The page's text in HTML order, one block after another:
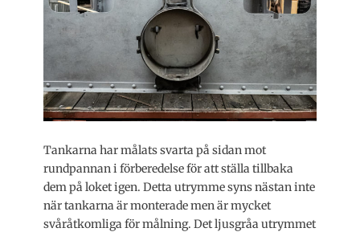
Tankarna har målats svarta på sidan mot
rundpannan i förberedelse för att ställa tillbaka
dem på loket igen. Detta utrymme syns nästan inte
när tankarna är monterade men är mycket
svåråtkomliga för målning. Det ljusgråa utrymmet